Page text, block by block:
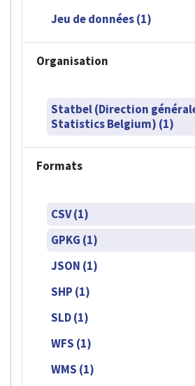
Jeu de données (1)
Organisation
Statbel (Direction
Statistics Belgium) (1)
Formats
CSV (1)
GPKG (1)
JSON (1)
SHP (1)
SLD (1)
WFS (1)
WMS (1)